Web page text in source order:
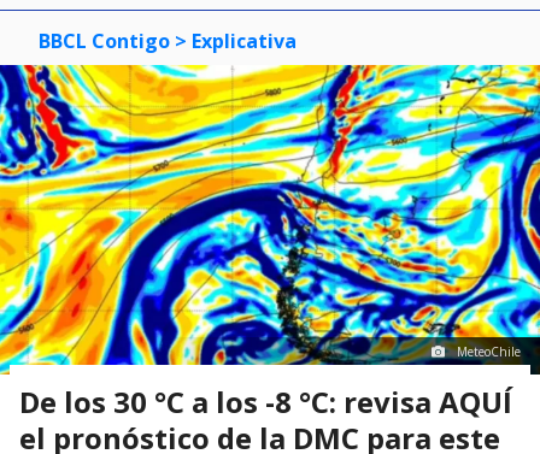
BBCL Contigo > Explicativa
MeteoChile
De los 30 °C a los -8 °C: revisa AQUÍ
el pronóstico de la DMC para este